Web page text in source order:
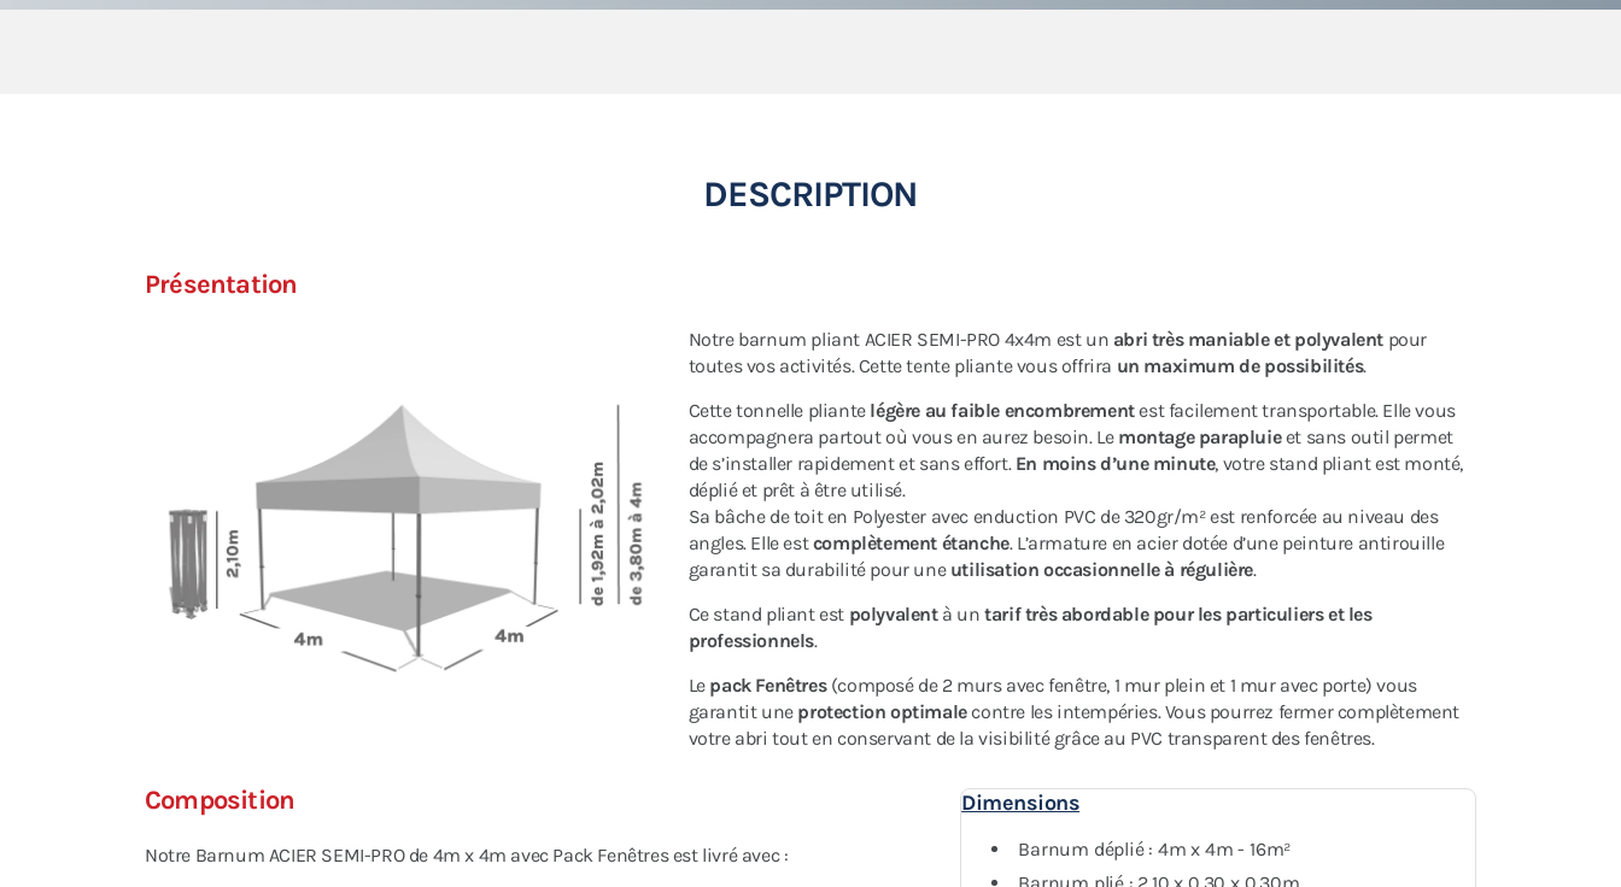
DESCRIPTION
Présentation
Notre barnum pliant ACIER SEMI-PRO 4x4m est un abri très maniable et polyvalent pour
toutes vos activités. Cette tente pliante vous offrira un maximum de possibilités.
Cette tonnelle pliante légère au faible encombrementest facilement transportable. Elle vous
accompagnera partout où vous en aurez besoin. Le montage parapluieet sans outil permet
de s’installer rapidement et sans effort. En moins d’une minute, votre stand pliant est monté,
déplié et prêt à être utilisé.
Sa bâche de toit en Polyester avec enduction PVC de 320gr/m² est renforcée au niveau des
angles. Elle estcomplètement étanche. L’armature en acier dotée d’une peinture antirouille
garantit sa durabilité pour uneutilisation occasionnelle à régulière.
Ce stand pliant est polyvalentà un tarif très abordable pour les particuliers et les
professionnels.
Le pack Fenêtres (composé de 2 murs avec fenêtre, 1 mur plein et 1 mur avec porte) vous
garantit uneprotection optimalecontre les intempéries. Vous pourrez fermer complètement
votre abri tout en conservant de la visibilité grâce au PVC transparent des fenêtres.
Composition
Notre Barnum ACIER SEMI-PRO de 4m x 4m avec Pack Fenêtres est livré avec :
Dimensions
Barnum déplié : 4m x 4m - 16m²
Barnum plié : 2,10 x 0,30 x 0,30m